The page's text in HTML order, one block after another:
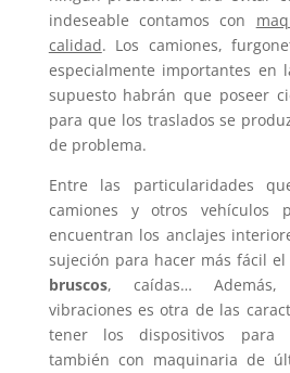
indeseable contamos con
calidad. Los camiones,
especialmente importantes en
supuesto habrán que poseer
para que los traslados se
de problema.
Entre las particularidades
camiones y otros vehículos
encuentran los anclajes
sujeción para hacer más fácil
bruscos, caídas…
vibraciones es otra de las
tener los dispositivos para
también con maquinaria de